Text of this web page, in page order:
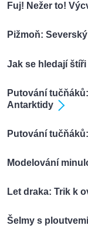
Fuj! Nežer to!
Pižmoň:
Jak se hledají štíři
Putování
Antarktidy
Putování
Modelování
Let draka: Trik k
Šelmy s